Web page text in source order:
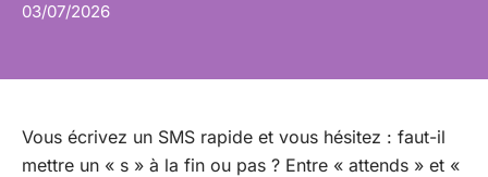
03/07/2026
Vous écrivez un SMS rapide et vous hésitez : faut-il
mettre un « s » à la fin ou pas ? Entre « attends » et «